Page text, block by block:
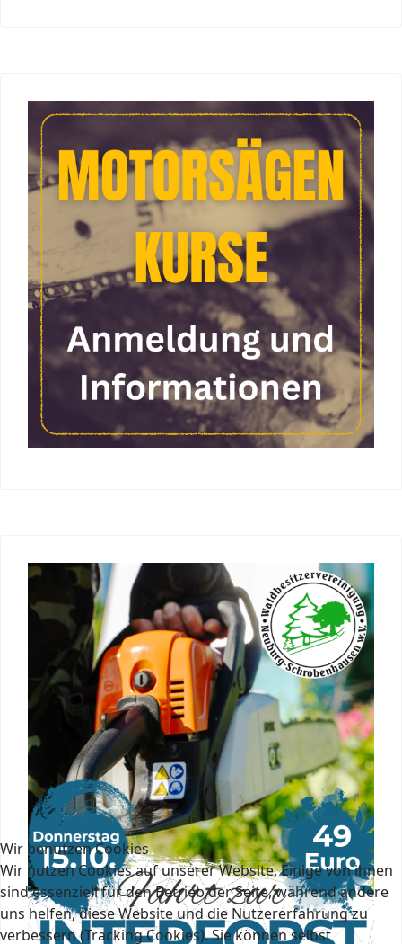
Wir benutzen Cookies
Wir nutzen Cookies auf unserer Website. Einige von ihnen
sind essenziell für den Betrieb der Seite, während andere
uns helfen, diese Website und die Nutzererfahrung zu
verbessern (Tracking Cookies). Sie können selbst